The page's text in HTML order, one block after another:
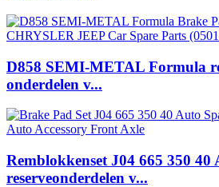
D858 SEMI-METAL Formula
onderdelen v...
Remblokkenset J04 665 350 40
reserveonderdelen v...